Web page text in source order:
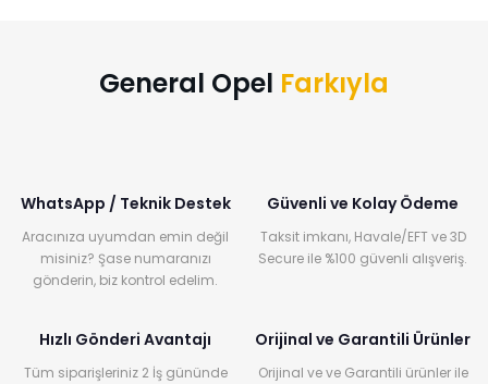
General Opel Farkıyla
WhatsApp / Teknik Destek
Aracınıza uyumdan emin değil
misiniz? Şase numaranızı
gönderin, biz kontrol edelim.
Güvenli ve Kolay Ödeme
Taksit imkanı, Havale/EFT ve 3D
Secure ile %100 güvenli alışveriş.
Hızlı Gönderi Avantajı
Tüm siparişleriniz 2 İş gününde
Orijinal ve Garantili Ürünler
Orijinal ve ve Garantili ürünler ile